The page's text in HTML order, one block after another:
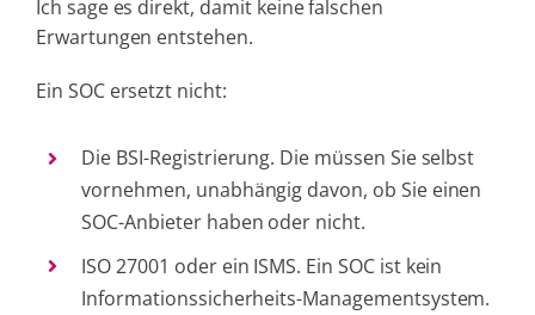
Ich sage es direkt, damit keine falschen
Erwartungen entstehen.
Ein SOC ersetzt nicht:
Die BSI-Registrierung. Die müssen Sie selbst
vornehmen, unabhängig davon, ob Sie einen
SOC-Anbieter haben oder nicht.
ISO 27001 oder ein ISMS. Ein SOC ist kein
Informationssicherheits-Managementsystem.